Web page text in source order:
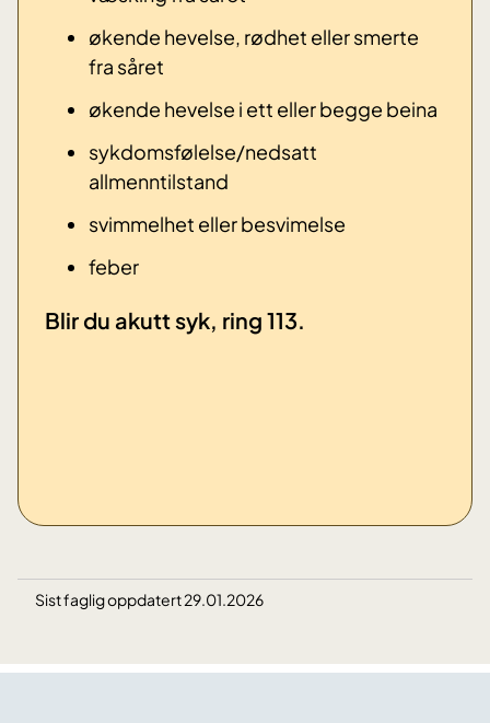
økende hevelse, rødhet eller smerte
fra såret
økende hevelse i ett eller begge beina
sykdomsfølelse/nedsatt
allmenntilstand
svimmelhet eller besvimelse
​feber
​Blir du akutt syk, ring 113.
Sist faglig oppdatert 29.01.2026